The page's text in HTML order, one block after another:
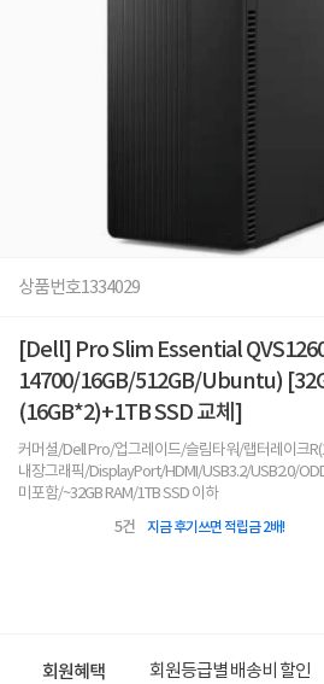
상품번호1334029
[Dell] Pro Slim Essential
14700/16GB/512GB/Ubuntu)
(16GB*2)+1TB SSD 교체]
커머셜/Dell Pro/업그레이드/슬림타워/랩터레이크
내장그래픽/DisplayPort/HDMI/USB3.2/USB2.0/
미포함/~32GB RAM/1TB SSD 이하
5건 지금 후기쓰면 적립금 2배!
회원혜택 회원등급별 배송비 할인